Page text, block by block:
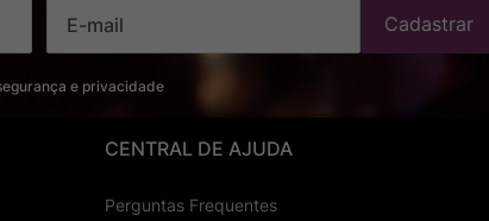
e privacidade
Cadastrar
CENTRAL DE AJUDA
Perguntas Frequentes